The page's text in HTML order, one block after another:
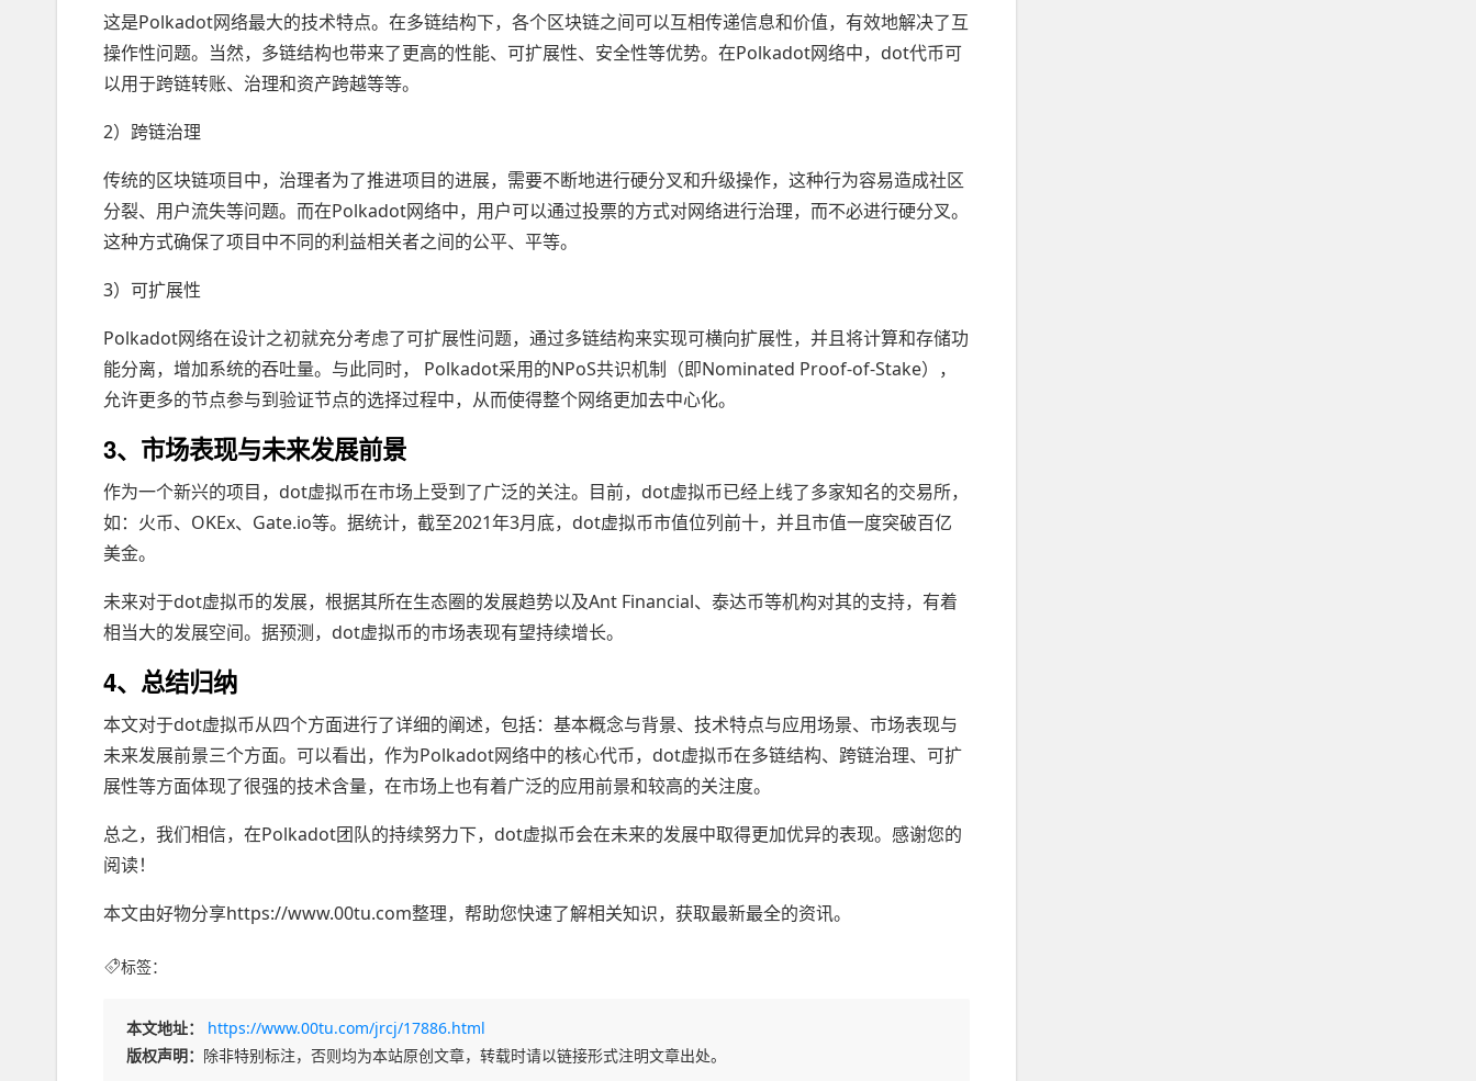
这是Polkadot网络最大的技术特点。在多链结构下，各个区块链之间可以互相传递信息和价值，有效地解决了互
操作性问题。当然，多链结构也带来了更高的性能、可扩展性、安全性等优势。在Polkadot网络中，dot代币可
以用于跨链转账、治理和资产跨越等等。
2）跨链治理
传统的区块链项目中，治理者为了推进项目的进展，需要不断地进行硬分叉和升级操作，这种行为容易造成社区
分裂、用户流失等问题。而在Polkadot网络中，用户可以通过投票的方式对网络进行治理，而不必进行硬分叉。
这种方式确保了项目中不同的利益相关者之间的公平、平等。
3）可扩展性
Polkadot网络在设计之初就充分考虑了可扩展性问题，通过多链结构来实现可横向扩展性，并且将计算和存储功
能分离，增加系统的吞吐量。与此同时， Polkadot采用的NPoS共识机制（即Nominated Proof-of-Stake），
允许更多的节点参与到验证节点的选择过程中，从而使得整个网络更加去中心化。
3、市场表现与未来发展前景
作为一个新兴的项目，dot虚拟币在市场上受到了广泛的关注。目前，dot虚拟币已经上线了多家知名的交易所，
如：火币、OKEx、Gate.io等。据统计，截至2021年3月底，dot虚拟币市值位列前十，并且市值一度突破百亿
美金。
未来对于dot虚拟币的发展，根据其所在生态圈的发展趋势以及Ant Financial、泰达币等机构对其的支持，有着
相当大的发展空间。据预测，dot虚拟币的市场表现有望持续增长。
4、总结归纳
本文对于dot虚拟币从四个方面进行了详细的阐述，包括：基本概念与背景、技术特点与应用场景、市场表现与
未来发展前景三个方面。可以看出，作为Polkadot网络中的核心代币，dot虚拟币在多链结构、跨链治理、可扩
展性等方面体现了很强的技术含量，在市场上也有着广泛的应用前景和较高的关注度。
总之，我们相信，在Polkadot团队的持续努力下，dot虚拟币会在未来的发展中取得更加优异的表现。感谢您的
阅读！
本文由好物分享https://www.00tu.com整理，帮助您快速了解相关知识，获取最新最全的资讯。
标签：
本文地址：
https://www.00tu.com/jrcj/17886.html
版权声明： 除非特别标注，否则均为本站原创文章，转载时请以链接形式注明文章出处。